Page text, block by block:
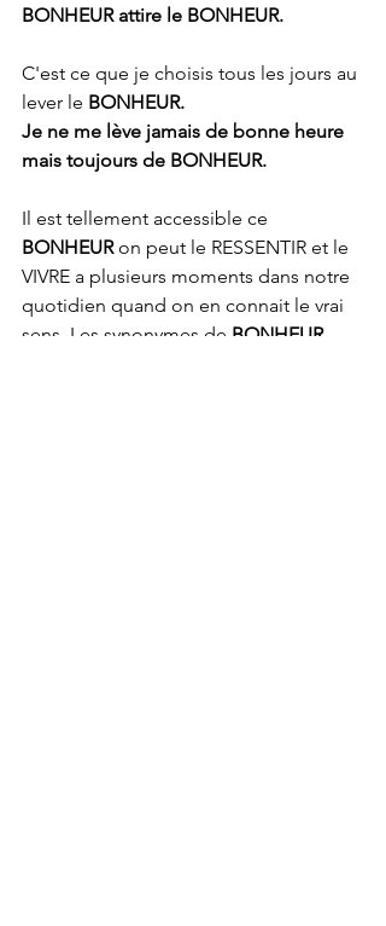
BONHEUR attire le BONHEUR.
C'est ce que je choisis tous les jours au
lever le BONHEUR.
Je ne me lève jamais de bonne heure
mais toujours de BONHEUR.
Il est tellement accessible ce
BONHEUR on peut le RESSENTIR et le
VIVRE a plusieurs moments dans notre
quotidien quand on en connait le vrai
sens. Les synonymes de BONHEUR